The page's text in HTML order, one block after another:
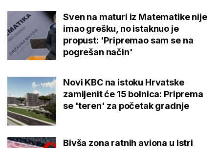
Sven na maturi iz Matematike nije
imao grešku, no istaknuo je
propust: 'Pripremao sam se na
pogrešan način'
Novi KBC na istoku Hrvatske
zamijenit će 15 bolnica: Priprema
se 'teren' za početak gradnje
Bivša zona ratnih aviona u Istri